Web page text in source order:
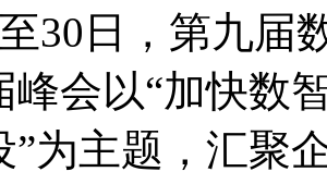
30日，第九
会以“加快数智
主题，汇聚